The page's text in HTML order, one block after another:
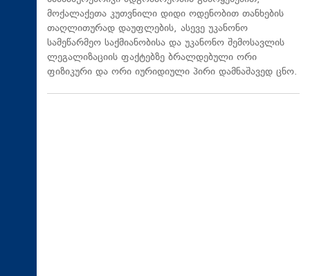
მოქალაქეთა კუთვნილი დიდი ოდენობით თანხების
თაღლითურად დაუფლების, ასევე უკანონო
სამეწარმეო საქმიანობისა და უკანონო შემოსავლის
ლეგალიზაციის ფაქტებზე ბრალდებული ორი
ფიზიკური და ორი იურიდიული პირი დამნაშავედ ცნო.